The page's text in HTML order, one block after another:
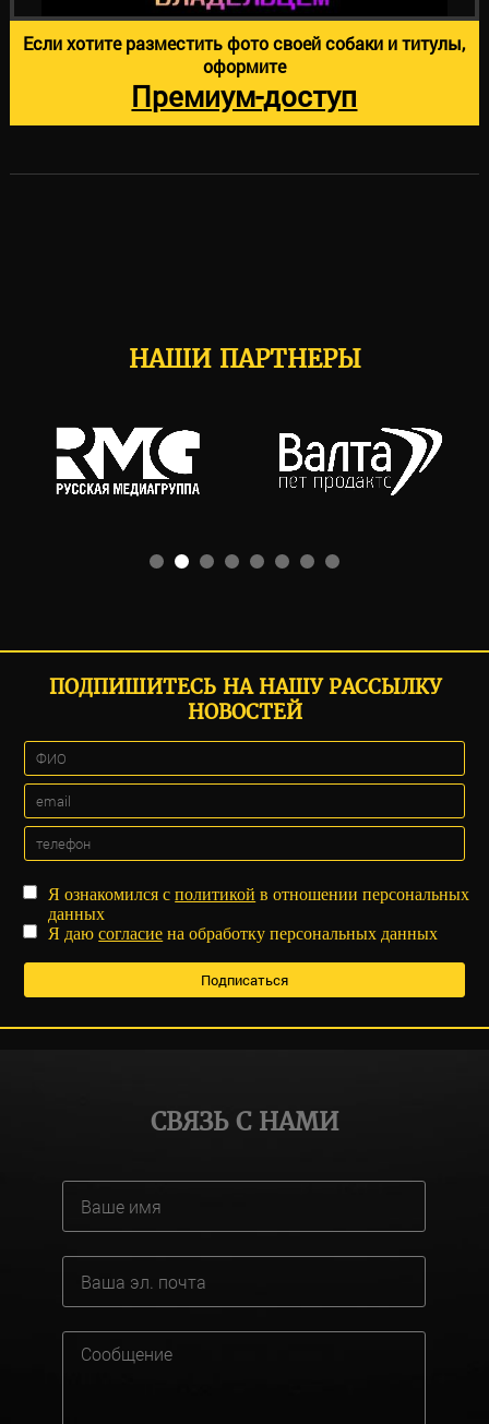
Если хотите разместить фото своей собаки и титулы,
оформите
Премиум-доступ
НАШИ ПАРТНЕРЫ
ПОДПИШИТЕСЬ НА НАШУ РАССЫЛКУ
НОВОСТЕЙ
Я ознакомился сполитикой в отношении персональных
данных
Я даюсогласие на обработку персональных данных
СВЯЗЬ С НАМИ